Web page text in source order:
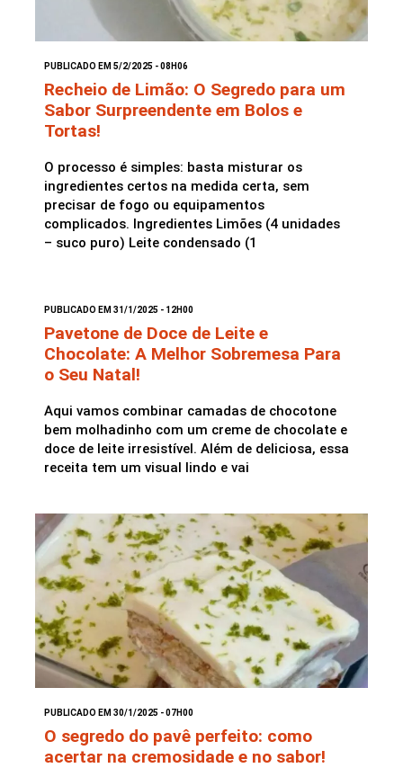
PUBLICADO EM 5/2/2025 - 08H06
Recheio de Limão: O Segredo para um
Sabor Surpreendente em Bolos e
Tortas!
O processo é simples: basta misturar os
ingredientes certos na medida certa, sem
precisar de fogo ou equipamentos
complicados. Ingredientes Limões (4 unidades
– suco puro) Leite condensado (1
PUBLICADO EM 31/1/2025 - 12H00
Pavetone de Doce de Leite e
Chocolate: A Melhor Sobremesa Para
o Seu Natal!
Aqui vamos combinar camadas de chocotone
bem molhadinho com um creme de chocolate e
doce de leite irresistível. Além de deliciosa, essa
receita tem um visual lindo e vai
PUBLICADO EM 30/1/2025 - 07H00
O segredo do pavê perfeito: como
acertar na cremosidade e no sabor!